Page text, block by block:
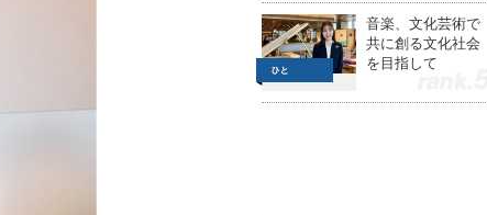
音楽、文化芸術で
共に創る文化社会
を目指して